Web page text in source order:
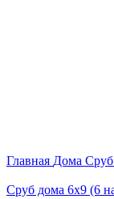
Главная Дома
Сруб дома 6x9 (6